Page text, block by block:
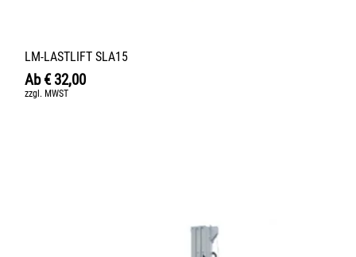
LM-LASTLIFT SLA15
Ab€32,00
zzgl. MWST